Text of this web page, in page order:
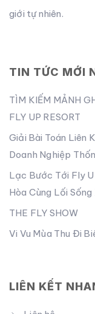
giới tự nhiên.
TIN TỨC MỚI
TÌM KIẾM MẢNH
FLY UP RESORT
Giải Bài Toán Liên
Doanh Nghiệp
Lạc Bước Tới Fly
Hòa Cùng Lối Sống
THE FLY SHOW
Vi Vu Mùa Thu Đi
LIÊN KẾT